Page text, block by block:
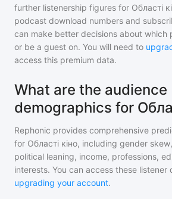
further listenership figures for Області
podcast download numbers and
can make better decisions about which
or be a guest on. You will need to
access this premium data.
What are the audience
demographics for
Rephonic provides comprehensive
for Області кіно, including gender
political leaning, income, professions,
interests. You can access these listener
upgrading your account.